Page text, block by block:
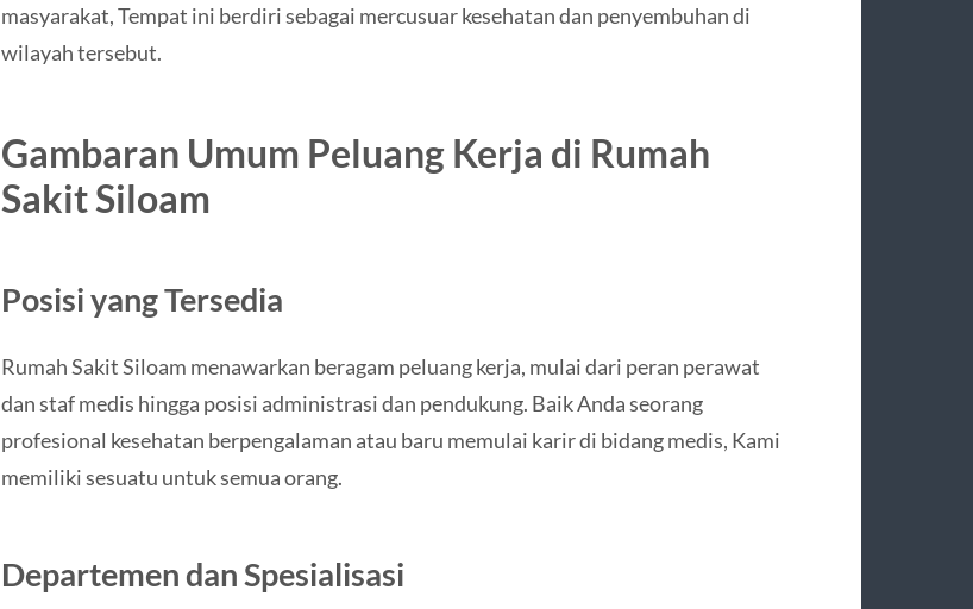
masyarakat, Tempat ini berdiri sebagai mercusuar kesehatan dan penyembuhan di
wilayah tersebut.
Gambaran Umum Peluang Kerja di Rumah
Sakit Siloam
Posisi yang Tersedia
Rumah Sakit Siloam menawarkan beragam peluang kerja, mulai dari peran perawat
dan staf medis hingga posisi administrasi dan pendukung. Baik Anda seorang
profesional kesehatan berpengalaman atau baru memulai karir di bidang medis, Kami
memiliki sesuatu untuk semua orang.
Departemen dan Spesialisasi